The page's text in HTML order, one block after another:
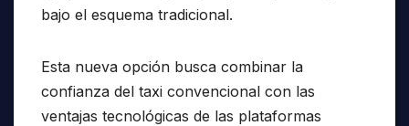
bajo el esquema tradicional.
Esta nueva opción busca combinar la
confianza del taxi convencional con las
ventajas tecnológicas de las plataformas